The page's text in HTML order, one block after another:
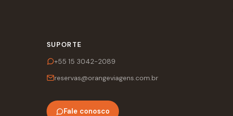
SUPORTE
+55 15 3042-2089
reservas@orangeviagens.com.br
Fale conosco